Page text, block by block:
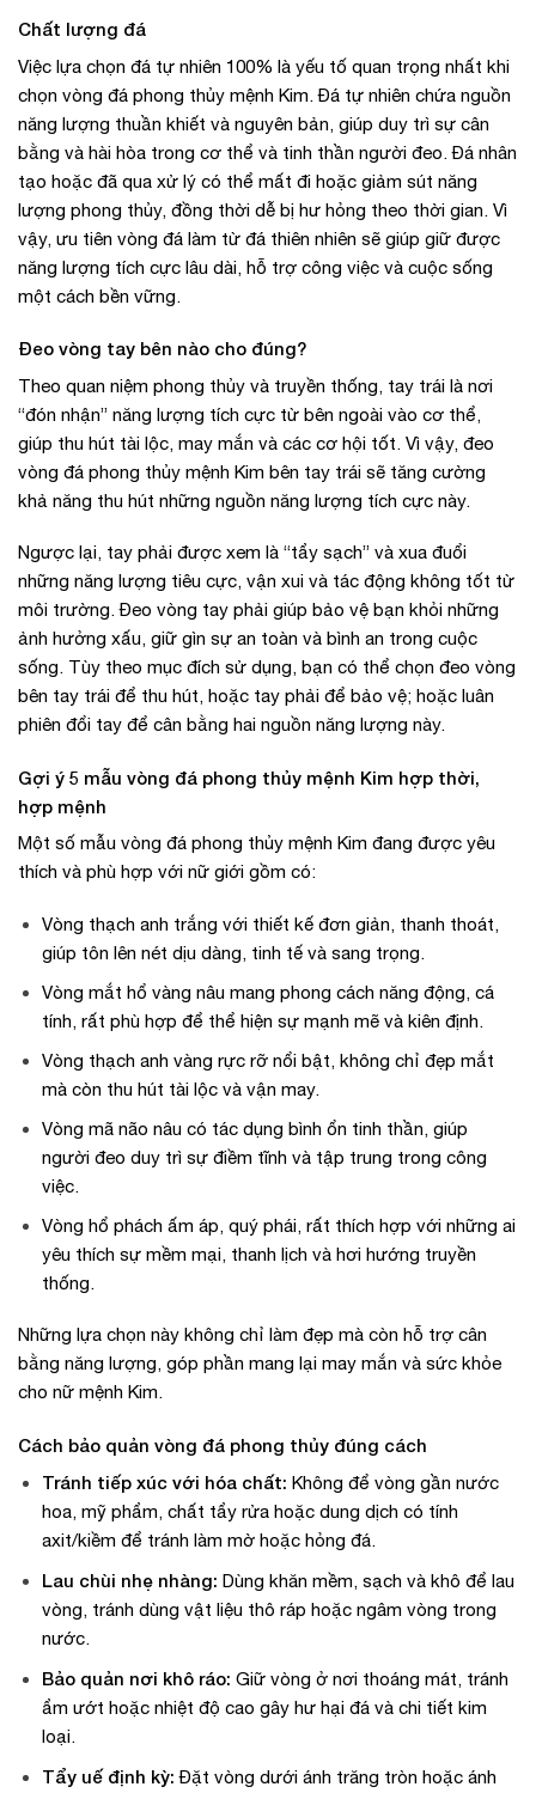
Chất lượng đá
Việc lựa chọn đá tự nhiên 100% là yếu tố quan trọng nhất khi
chọn vòng đá phong thủy mệnh Kim. Đá tự nhiên chứa nguồn
năng lượng thuần khiết và nguyên bản, giúp duy trì sự cân
bằng và hài hòa trong cơ thể và tinh thần người đeo. Đá nhân
tạo hoặc đã qua xử lý có thể mất đi hoặc giảm sút năng
lượng phong thủy, đồng thời dễ bị hư hỏng theo thời gian. Vì
vậy, ưu tiên vòng đá làm từ đá thiên nhiên sẽ giúp giữ được
năng lượng tích cực lâu dài, hỗ trợ công việc và cuộc sống
một cách bền vững.
Đeo vòng tay bên nào cho đúng?
Theo quan niệm phong thủy và truyền thống, tay trái là nơi
“đón nhận” năng lượng tích cực từ bên ngoài vào cơ thể,
giúp thu hút tài lộc, may mắn và các cơ hội tốt. Vì vậy, đeo
vòng đá phong thủy mệnh Kim bên tay trái sẽ tăng cường
khả năng thu hút những nguồn năng lượng tích cực này.
Ngược lại, tay phải được xem là “tẩy sạch” và xua đuổi
những năng lượng tiêu cực, vận xui và tác động không tốt từ
môi trường. Đeo vòng tay phải giúp bảo vệ bạn khỏi những
ảnh hưởng xấu, giữ gìn sự an toàn và bình an trong cuộc
sống. Tùy theo mục đích sử dụng, bạn có thể chọn đeo vòng
bên tay trái để thu hút, hoặc tay phải để bảo vệ; hoặc luân
phiên đổi tay để cân bằng hai nguồn năng lượng này.
Gợi ý 5 mẫu vòng đá phong thủy mệnh Kim hợp thời,
hợp mệnh
Một số mẫu vòng đá phong thủy mệnh Kim đang được yêu
thích và phù hợp với nữ giới gồm có:
Vòng thạch anh trắng với thiết kế đơn giản, thanh thoát,
giúp tôn lên nét dịu dàng, tinh tế và sang trọng.
Vòng mắt hổ vàng nâu mang phong cách năng động, cá
tính, rất phù hợp để thể hiện sự mạnh mẽ và kiên định.
Vòng thạch anh vàng rực rỡ nổi bật, không chỉ đẹp mắt
mà còn thu hút tài lộc và vận may.
Vòng mã não nâu có tác dụng bình ổn tinh thần, giúp
người đeo duy trì sự điềm tĩnh và tập trung trong công
việc.
Vòng hổ phách ấm áp, quý phái, rất thích hợp với những ai
yêu thích sự mềm mại, thanh lịch và hơi hướng truyền
thống.
Những lựa chọn này không chỉ làm đẹp mà còn hỗ trợ cân
bằng năng lượng, góp phần mang lại may mắn và sức khỏe
cho nữ mệnh Kim.
Cách bảo quản vòng đá phong thủy đúng cách
Tránh tiếp xúc với hóa chất: Không để vòng gần nước
hoa, mỹ phẩm, chất tẩy rửa hoặc dung dịch có tính
axit/kiềm để tránh làm mờ hoặc hỏng đá.
Lau chùi nhẹ nhàng: Dùng khăn mềm, sạch và khô để lau
vòng, tránh dùng vật liệu thô ráp hoặc ngâm vòng trong
nước.
Bảo quản nơi khô ráo: Giữ vòng ở nơi thoáng mát, tránh
ẩm ướt hoặc nhiệt độ cao gây hư hại đá và chi tiết kim
loại.
Tẩy uế định kỳ: Đặt vòng dưới ánh trăng tròn hoặc ánh